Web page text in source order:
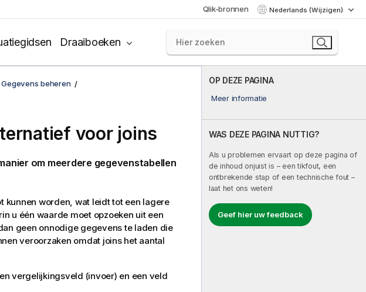
Qlik-bronnen Nederlands (Wijzigen)
Draaiboeken
OP DEZE PAGINA
Meer informatie
WAS DEZE PAGINA NUTTIG?
Als u problemen ervaart op deze pagina of
de inhoud onjuist is – een tikfout, een
ontbrekende stap of een technische fout –
laat het ons weten!
Geef hier uw feedback
Gegevens beheren
voor joins
om meerdere gegevenstabellen
kunnen worden, wat leidt tot een lagere
u één waarde moet opzoeken uit een
geen onnodige gegevens te laden die
veroorzaken omdat joins het aantal
vergelijkingsveld (invoer) en een veld